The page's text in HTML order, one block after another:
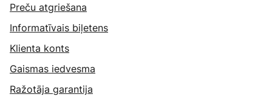
Preču atgriešana
Informatīvais biļetens
Klienta konts
Gaismas iedvesma
Ražotāja garantija